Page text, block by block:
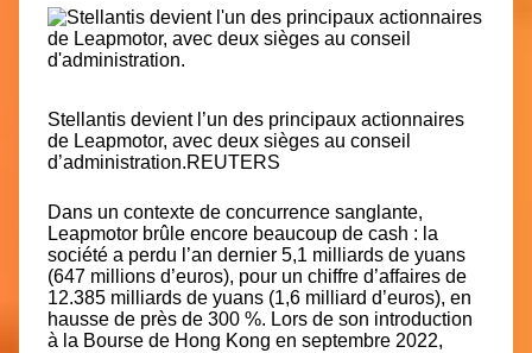
Stellantis devient l’un des principaux actionnaires
de Leapmotor, avec deux sièges au conseil
d’administration.REUTERS
Dans un contexte de concurrence sanglante,
Leapmotor brûle encore beaucoup de cash : la
société a perdu l’an dernier 5,1 milliards de yuans
(647 millions d’euros), pour un chiffre d’affaires de
12.385 milliards de yuans (1,6 milliard d’euros), en
hausse de près de 300 %. Lors de son introduction
à la Bourse de Hong Kong en septembre 2022,